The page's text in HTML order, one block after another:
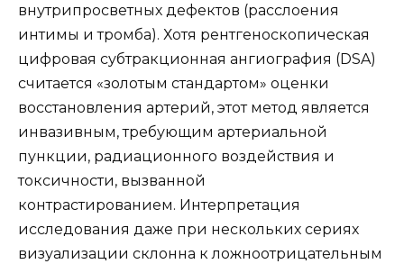
внутрипросветных дефектов (расслоения
интимы и тромба). Хотя рентгеноскопическая
цифровая субтракционная ангиография (DSA)
считается «золотым стандартом» оценки
восстановления артерий, этот метод является
инвазивным, требующим артериальной
пункции, радиационного воздействия и
токсичности, вызванной
контрастированием. Интерпретация
исследования даже при нескольких сериях
визуализации склонна к ложноотрицательным